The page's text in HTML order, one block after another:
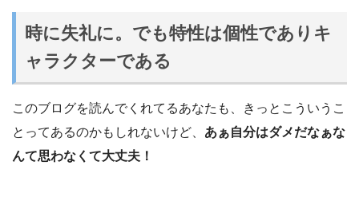
時に失礼に。でも特性は個性でありキ
ャラクターである
このブログを読んでくれてるあなたも、きっとこういうこ
とってあるのかもしれないけど、 あぁ自分はダメだなぁな
んて思わなくて大丈夫！